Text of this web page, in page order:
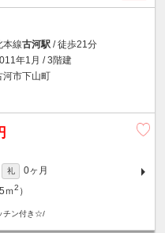
本線古河駅 / 徒歩21分
年1月 / 3階建
河市下山町
礼
0ヶ月
ｍ2 ）
チン付き☆/